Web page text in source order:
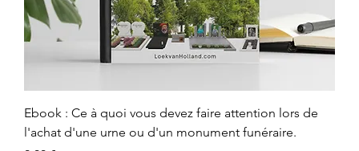
Ebook : Ce à quoi vous devez faire attention lors de
l'achat d'une urne ou d'un monument funéraire.